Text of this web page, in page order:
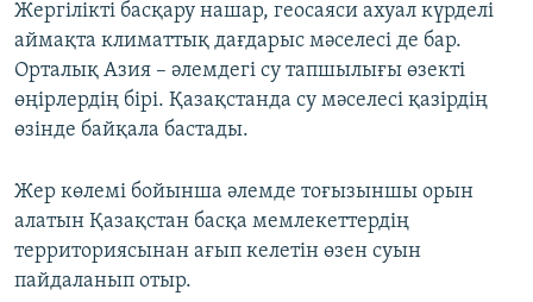
Жергілікті басқару нашар, геосаяси ахуал күрделі
аймақта климаттық дағдарыс мәселесі де бар.
Орталық Азия – әлемдегі су тапшылығы өзекті
өңірлердің бірі. Қазақстанда су мәселесі қазірдің
өзінде байқала бастады.
Жер көлемі бойынша әлемде тоғызыншы орын
алатын Қазақстан басқа мемлекеттердің
территориясынан ағып келетін өзен суын
пайдаланып отыр.